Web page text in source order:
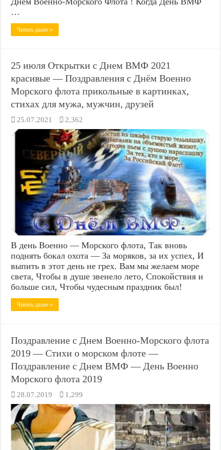
…
Читать далее »
25 июля Открытки с Днем ВМФ 2021
красивые — Поздравления с Днём Военно
Морского флота прикольные в картинках,
стихах для мужа, мужчин, друзей
25.07.2021 2,362
В день Военно — Морского флота, Так вновь
поднять бокал охота — За моряков, за их успех, И
выпить в этот день не грех. Вам мы желаем море
света, Чтобы в душе звенело лето, Спокойствия и
больше сил, Чтобы чудесным праздник был!
Читать далее »
Поздравление с Днем Военно-Морского флота
2019 — Стихи о морском флоте —
Поздравление с Днем ВМФ — День Военно
Морского флота 2019
28.07.2019 1,299